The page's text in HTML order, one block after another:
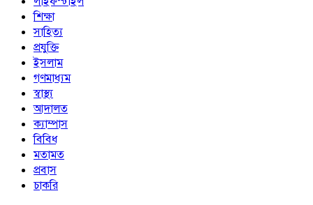
শিক্ষা
সাহিত্য
প্রযুক্তি
ইসলাম
গণমাধ্যম
স্বাস্থ্য
আদালত
ক্যাম্পাস
বিবিধ
মতামত
প্রবাস
চাকরি